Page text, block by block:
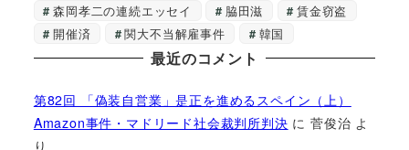
森岡孝二の連続エッセイ
脇田滋
賃金窃盗
開催済
関大不当解雇事件 韓国
最近のコメント
第82回 「偽装自営業」是正を進めるスペイン（上）
Amazon事件・マドリード社会裁判所判決 に菅俊治 よ
り